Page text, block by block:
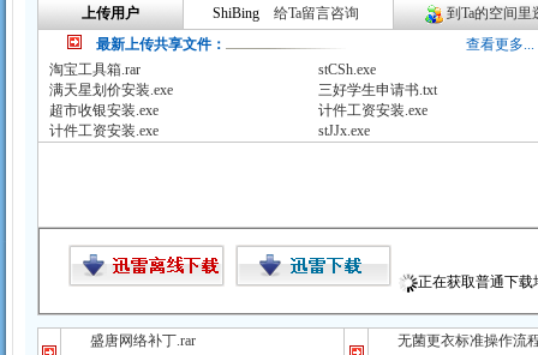
上传用户
ShiBing 给Ta留言咨询
到Ta的空间里
最新上传共享文件：
查看更多...
淘宝工具箱.rar
stCSh.exe
满天星划价安装.exe
三好学生申请书.txt
超市收银安装.exe
计件工资安装.exe
计件工资安装.exe
stJJx.exe
正在获取普通下载
盛唐网络补丁.rar
无菌更衣标准操作流